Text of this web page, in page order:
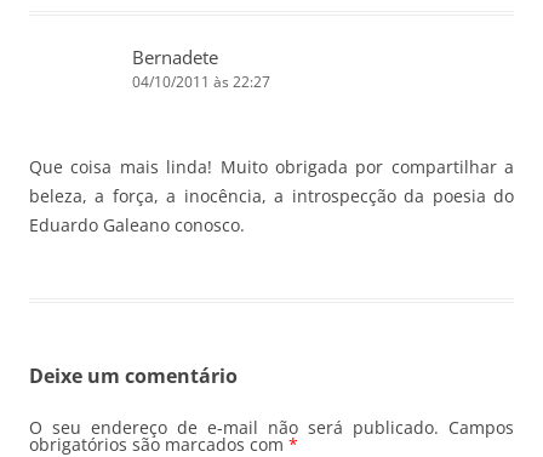
Bernadete
04/10/2011 às 22:27
Que coisa mais linda! Muito obrigada por compartilhar a
beleza, a força, a inocência, a introspecção da poesia do
Eduardo Galeano conosco.
Deixe um comentário
O seu endereço de e-mail não será publicado. Campos
obrigatórios são marcados com *